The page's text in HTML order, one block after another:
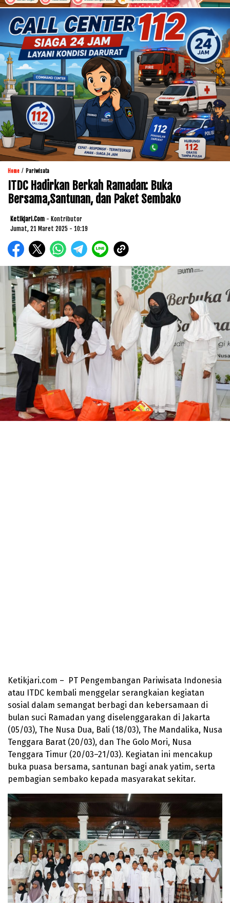
Home / Pariwisata
ITDC Hadirkan Berkah Ramadan: Buka
Bersama,Santunan, dan Paket Sembako
Ketikjari.com - Kontributor
Jumat, 21 Maret 2025 - 10:19
Ketikjari.com – PT Pengembangan Pariwisata Indonesia
atau ITDC kembali menggelar serangkaian kegiatan
sosial dalam semangat berbagi dan kebersamaan di
bulan suci Ramadan yang diselenggarakan di Jakarta
(05/03), The Nusa Dua, Bali (18/03), The Mandalika, Nusa
Tenggara Barat (20/03), dan The Golo Mori, Nusa
Tenggara Timur (20/03–21/03). Kegiatan ini mencakup
buka puasa bersama, santunan bagi anak yatim, serta
pembagian sembako kepada masyarakat sekitar.